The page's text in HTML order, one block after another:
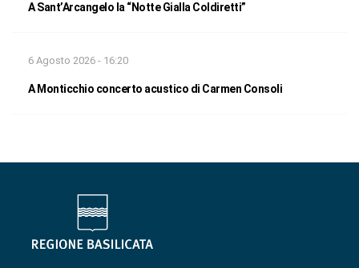
A Sant’Arcangelo la “Notte Gialla Coldiretti”
6 Agosto 2026 - 16:20
A Monticchio concerto acustico di Carmen Consoli